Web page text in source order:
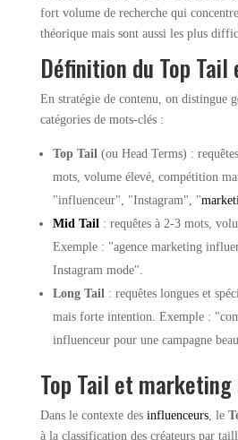
fort volume de recherche qui
théorique mais sont aussi les plus
Définition du Top Tail
En stratégie de contenu, on distingue
catégories de mots-clés :
Top Tail(ou Head Terms) :
mots, volume élevé, compétition
"influenceur", "Instagram", "
Mid Tail: requêtes à 2-3 mots,
Exemple : "agence marketing
Instagram mode".
Long Tail: requêtes longues et
mais forte intention. Exemple :
influenceur pour une campagne
Top Tail et
Dans le contexte des influenceurs, le
à la classification des créateurs par